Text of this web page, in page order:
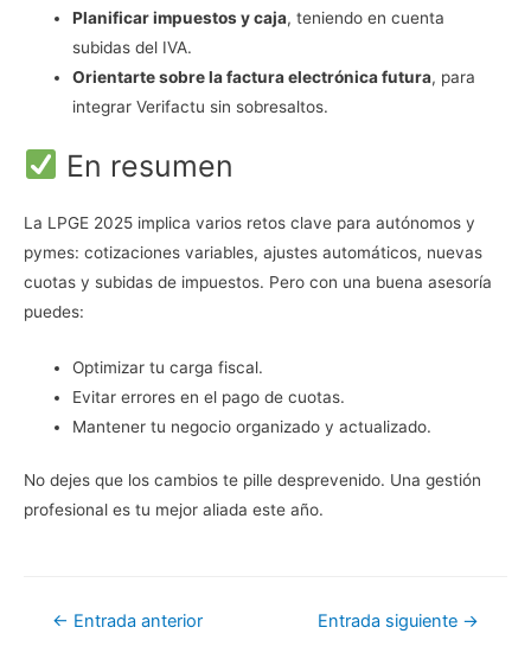
Planificar impuestos y caja, teniendo en cuenta
subidas del IVA.
Orientarte sobre la factura electrónica futura, para
integrar Verifactu sin sobresaltos.
En resumen
La LPGE 2025 implica varios retos clave para autónomos y
pymes: cotizaciones variables, ajustes automáticos, nuevas
cuotas y subidas de impuestos. Pero con una buena asesoría
puedes:
Optimizar tu carga fiscal.
Evitar errores en el pago de cuotas.
Mantener tu negocio organizado y actualizado.
No dejes que los cambios te pille desprevenido. Una gestión
profesional es tu mejor aliada este año.
Navegación
← Entrada anterior Entrada siguiente →